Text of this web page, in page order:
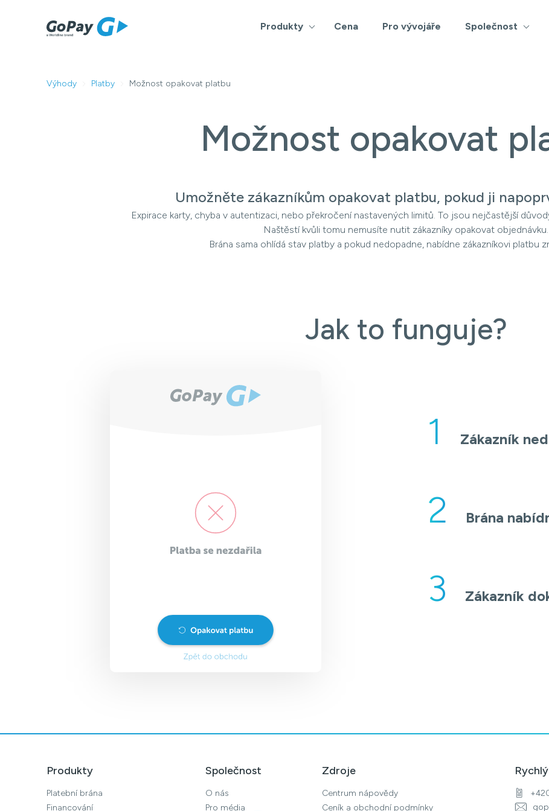
Produkty Cena Pro vývojáře Společnost
Výhody Platby Možnost opakovat platbu
Možnost opakovat
Umožněte zákazníkům opakovat platbu, pokud ji
Expirace karty, chyba v autentizaci, nebo překročení nastavených limitů. To jsou nejčastější
Naštěstí kvůli tomu nemusíte nutit zákazníky opakovat objednávku.
Brána sama ohlídá stav platby a pokud nedopadne, nabídne zákazníkovi platbu
Jak to funguje?
1 Zákazník
2 Brána
3 Zákazník
Produkty
Platební brána
Financování
Společnost
O nás
Pro média
Zdroje
Centrum nápovědy
Ceník a obchodní podmínky